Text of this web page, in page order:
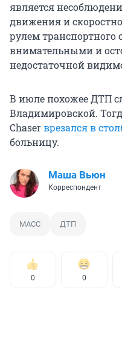
является
движения и
рулем транспортного
внимательными и
недостаточной
В июле похожее ДТП
Владимировской.
Chaserврезался в
больницу.
Маша Вьюн
Корреспондент
МАСС ДТП
0 0